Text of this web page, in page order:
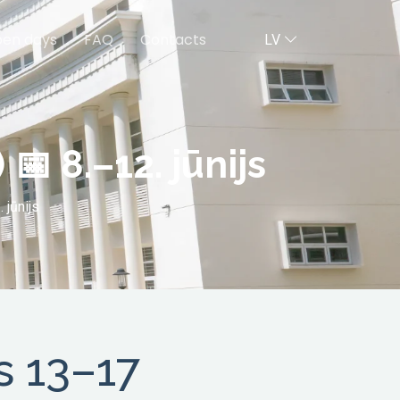
days FAQ Contacts LV
8.–12. jūnijs
jūnijs